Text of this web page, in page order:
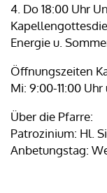
4. Do 18:00 Uhr
Energie u.
Öffnungszeiten
Mi: 9:00-11:00
Über die Pfarre:
Patrozinium: Hl.
Anbetungstag: